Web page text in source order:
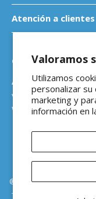
Valoramos
Utilizamos
personalizar su
marketing y
información en
Atención a clientes
Contáctanos
Atención a
WhatsApp: 464 205
®Ferretería El Oso
Todos los precios de